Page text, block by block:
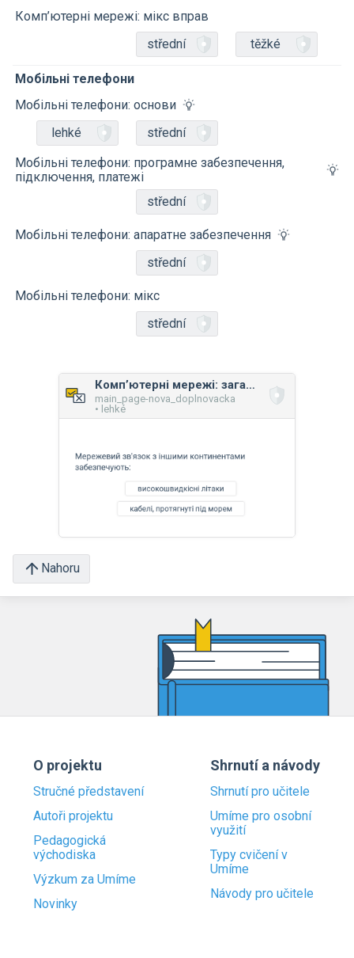
Комп’ютерні мережі: мікс вправ
střední
těžké
Мобільні телефони
Мобільні телефони: основи
lehké
střední
Мобільні телефони: програмне забезпечення,
підключення, платежі
střední
Мобільні телефони: апаратне забезпечення
střední
Мобільні телефони: мікс
střední
Комп’ютерні мережі: загальні принципи
main_page-nova_doplnovacka
• lehké
Nahoru
O projektu
Stručné představení
Autoři projektu
Pedagogická
východiska
Výzkum za Umíme
Novinky
Shrnutí a návody
Shrnutí pro učitele
Umíme pro osobní
využití
Typy cvičení v
Umíme
Návody pro učitele